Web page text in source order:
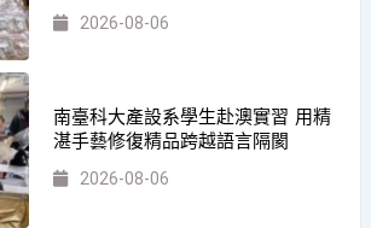
2026-08-06
南臺科大產設系學生赴澳實習 用精
湛手藝修復精品跨越語言隔閡
2026-08-06